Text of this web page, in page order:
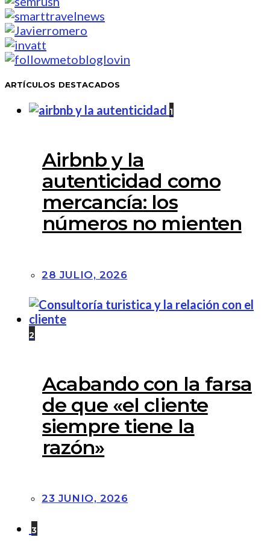
ARTÍCULOS DESTACADOS
1
Airbnb y la
autenticidad como
mercancía: los
números no mienten
28 JULIO, 2026
2
Acabando con la farsa
de que «el cliente
siempre tiene la
razón»
23 JUNIO, 2026
3